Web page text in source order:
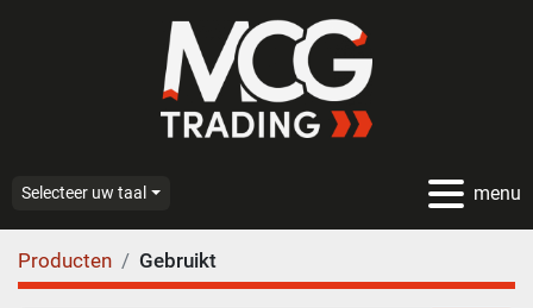
menu
Selecteer uw taal
Producten Gebruikt